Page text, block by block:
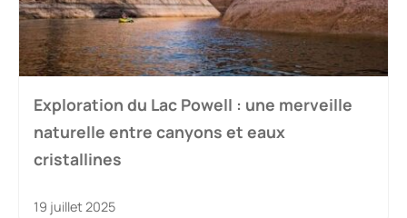
Exploration du Lac Powell : une merveille
naturelle entre canyons et eaux
cristallines
19 juillet 2025